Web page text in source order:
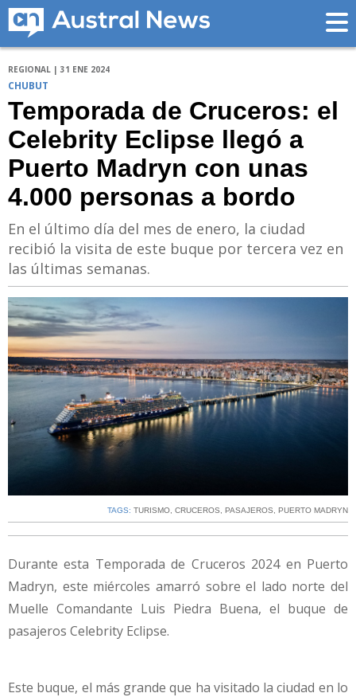
REGIONAL | 31 ENE 2024
CHUBUT
Temporada de Cruceros: el
Celebrity Eclipse llegó a
Puerto Madryn con unas
4.000 personas a bordo
En el último día del mes de enero, la ciudad
recibió la visita de este buque por tercera vez en
las últimas semanas.
TAGS: TURISMO, CRUCEROS, PASAJEROS, PUERTO MADRYN
Durante esta Temporada de Cruceros 2024 en Puerto
Madryn, este miércoles amarró sobre el lado norte del
Muelle Comandante Luis Piedra Buena, el buque de
pasajeros Celebrity Eclipse.
Este buque, el más grande que ha visitado la ciudad en lo